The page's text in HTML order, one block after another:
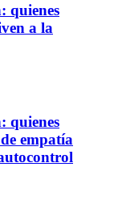
quienes
a la
quienes
empatía